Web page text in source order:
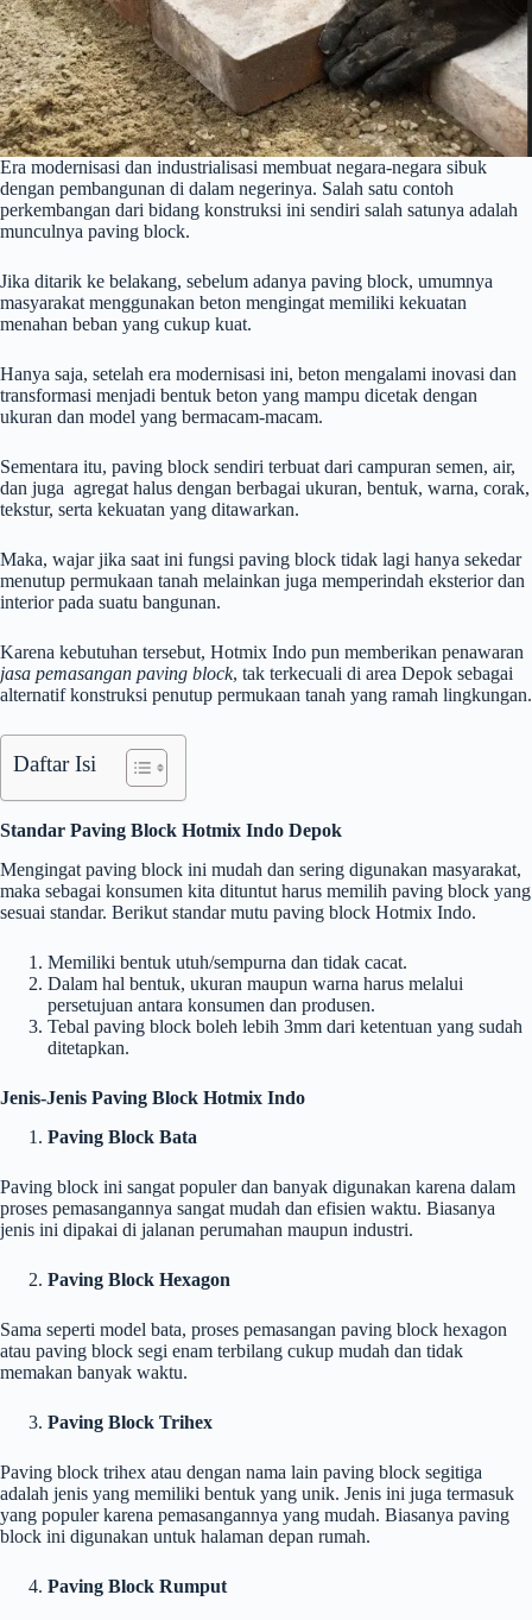
Era modernisasi dan industrialisasi membuat negara-negara sibuk
dengan pembangunan di dalam negerinya. Salah satu contoh
perkembangan dari bidang konstruksi ini sendiri salah satunya adalah
munculnya paving block.
Jika ditarik ke belakang, sebelum adanya paving block, umumnya
masyarakat menggunakan beton mengingat memiliki kekuatan
menahan beban yang cukup kuat.
Hanya saja, setelah era modernisasi ini, beton mengalami inovasi dan
transformasi menjadi bentuk beton yang mampu dicetak dengan
ukuran dan model yang bermacam-macam.
Sementara itu, paving block sendiri terbuat dari campuran semen, air,
dan juga agregat halus dengan berbagai ukuran, bentuk, warna, corak,
tekstur, serta kekuatan yang ditawarkan.
Maka, wajar jika saat ini fungsi paving block tidak lagi hanya sekedar
menutup permukaan tanah melainkan juga memperindah eksterior dan
interior pada suatu bangunan.
Karena kebutuhan tersebut, Hotmix Indo pun memberikan penawaran
jasa pemasangan paving block, tak terkecuali di area Depok sebagai
alternatif konstruksi penutup permukaan tanah yang ramah lingkungan.
Daftar Isi
Standar Paving Block Hotmix Indo Depok
Mengingat paving block ini mudah dan sering digunakan masyarakat,
maka sebagai konsumen kita dituntut harus memilih paving block yang
sesuai standar. Berikut standar mutu paving block Hotmix Indo.
Memiliki bentuk utuh/sempurna dan tidak cacat.
Dalam hal bentuk, ukuran maupun warna harus melalui
persetujuan antara konsumen dan produsen.
Tebal paving block boleh lebih 3mm dari ketentuan yang sudah
ditetapkan.
Jenis-Jenis Paving Block Hotmix Indo
Paving Block Bata
Paving block ini sangat populer dan banyak digunakan karena dalam
proses pemasangannya sangat mudah dan efisien waktu. Biasanya
jenis ini dipakai di jalanan perumahan maupun industri.
Paving Block Hexagon
Sama seperti model bata, proses pemasangan paving block hexagon
atau paving block segi enam terbilang cukup mudah dan tidak
memakan banyak waktu.
Paving Block Trihex
Paving block trihex atau dengan nama lain paving block segitiga
adalah jenis yang memiliki bentuk yang unik. Jenis ini juga termasuk
yang populer karena pemasangannya yang mudah. Biasanya paving
block ini digunakan untuk halaman depan rumah.
Paving Block Rumput